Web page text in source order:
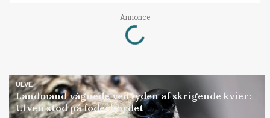
Annonce
Loading...
ULVE
Landmand vågnede ved lyden af skrigende kvier:
Ulven stod på foderbordet